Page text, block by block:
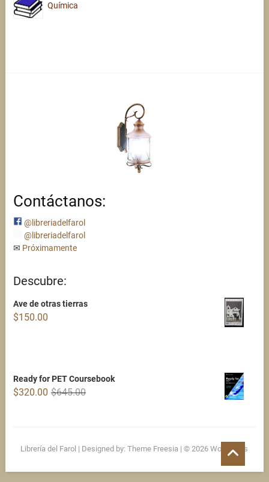
Química
Contáctanos:
@libreriadelfarol
@libreriadelfarol
✉ Próximamente
Descubre:
Ave de otras tierras
$150.00
Ready for PET Coursebook
$645.00Original
$320.00
Current
Librería del Farol | Designed by:Theme Freesia | © 2026WordPress
Go
top